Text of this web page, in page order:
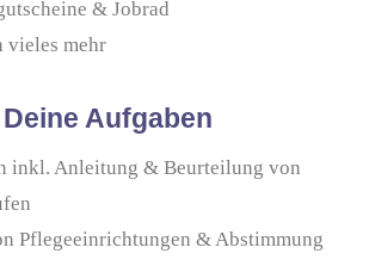
& Jobrad
mehr
Deine Aufgaben
inkl. Anleitung & Beurteilung von
Pflegeeinrichtungen & Abstimmung